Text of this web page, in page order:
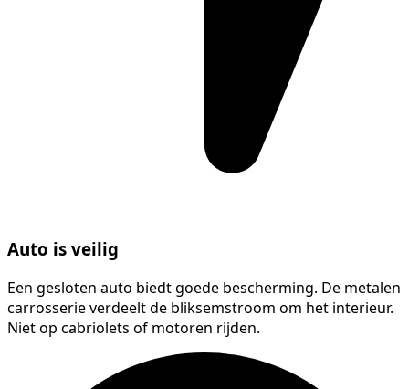
Auto is veilig
Een gesloten auto biedt goede bescherming. De metalen
carrosserie verdeelt de bliksemstroom om het interieur.
Niet op cabriolets of motoren rijden.